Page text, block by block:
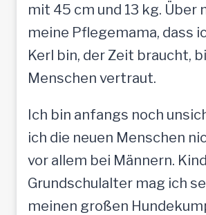
mit 45 cm und 13 kg. Über
meine Pflegemama, dass
Kerl bin, der Zeit braucht,
Menschen vertraut.
Ich bin anfangs noch
ich die neuen Menschen
vor allem bei Männern.
Grundschulalter mag ich
meinen großen